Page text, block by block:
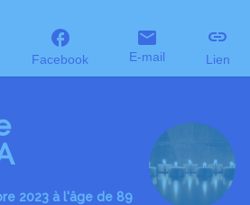
Facebook E-mail Lien
2023 à l'âge de 89